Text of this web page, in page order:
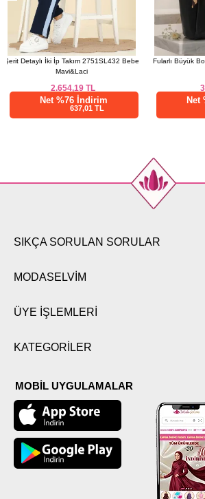
Fularlı Büyük Boy Çanta 4019LPRK1206
Siyah
362,51TL
Net %28 İndirim
261,01 TL
Asimetrik
SIKÇA SORULAN SORULAR
MODASELVİM
ÜYE İŞLEMLERİ
KATEGORİLER
MOBİL UYGULAMALAR